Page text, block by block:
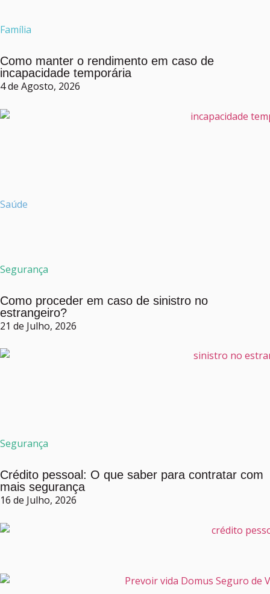
Família
Como manter o rendimento em caso de
incapacidade temporária
4 de Agosto, 2026
Saúde
Segurança
Como proceder em caso de sinistro no
estrangeiro?
21 de Julho, 2026
Segurança
Crédito pessoal: O que saber para contratar com
mais segurança
16 de Julho, 2026